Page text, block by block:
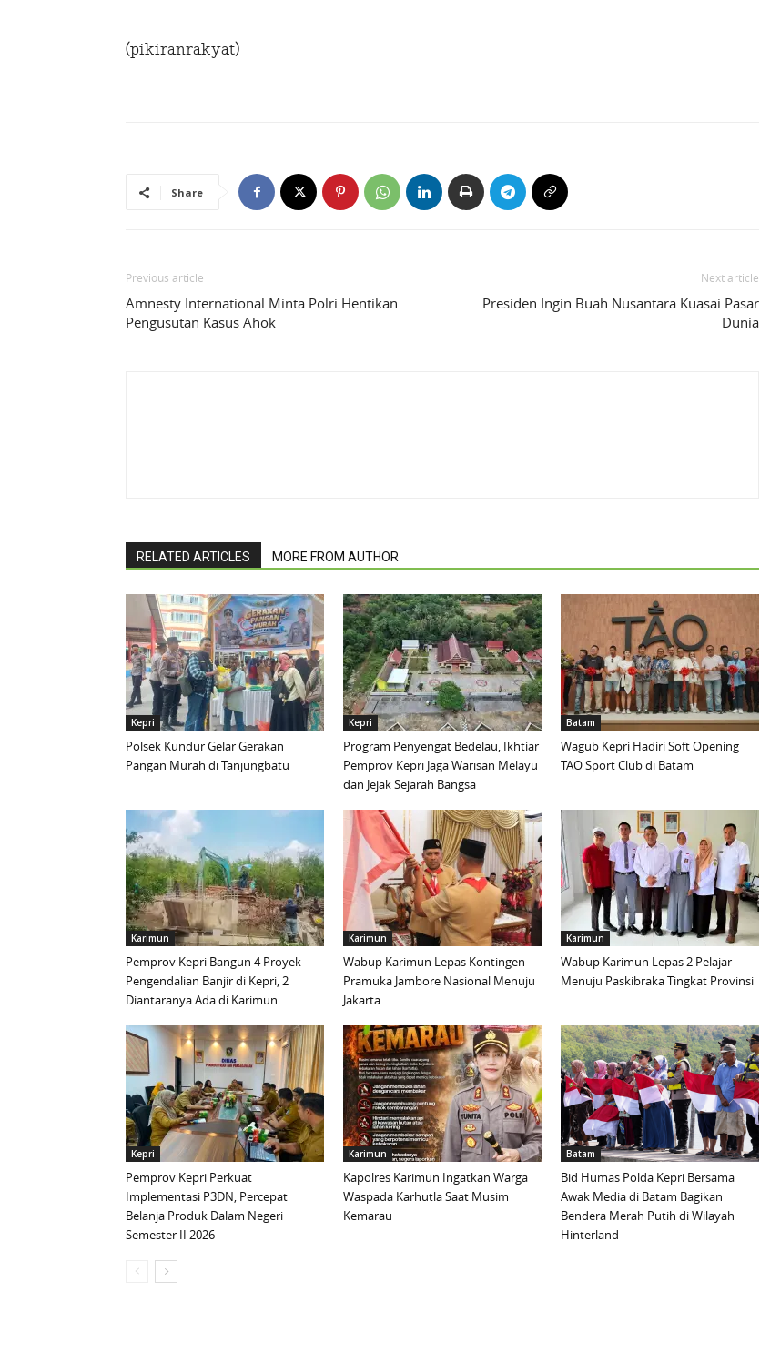
(pikiranrakyat)
Share
Previous article
Amnesty International Minta Polri Hentikan
Pengusutan Kasus Ahok
Next article
Presiden Ingin Buah Nusantara Kuasai Pasar
Dunia
RELATED ARTICLES MORE FROM AUTHOR
Kepri
Polsek Kundur Gelar Gerakan
Pangan Murah di Tanjungbatu
Kepri
Program Penyengat Bedelau, Ikhtiar
Pemprov Kepri Jaga Warisan Melayu
dan Jejak Sejarah Bangsa
Batam
Wagub Kepri Hadiri Soft Opening
TAO Sport Club di Batam
Karimun
Pemprov Kepri Bangun 4 Proyek
Pengendalian Banjir di Kepri, 2
Diantaranya Ada di Karimun
Karimun
Wabup Karimun Lepas Kontingen
Pramuka Jambore Nasional Menuju
Jakarta
Karimun
Wabup Karimun Lepas 2 Pelajar
Menuju Paskibraka Tingkat Provinsi
Kepri
Pemprov Kepri Perkuat
Implementasi P3DN, Percepat
Belanja Produk Dalam Negeri
Semester II 2026
Karimun
Kapolres Karimun Ingatkan Warga
Waspada Karhutla Saat Musim
Kemarau
Batam
Bid Humas Polda Kepri Bersama
Awak Media di Batam Bagikan
Bendera Merah Putih di Wilayah
Hinterland